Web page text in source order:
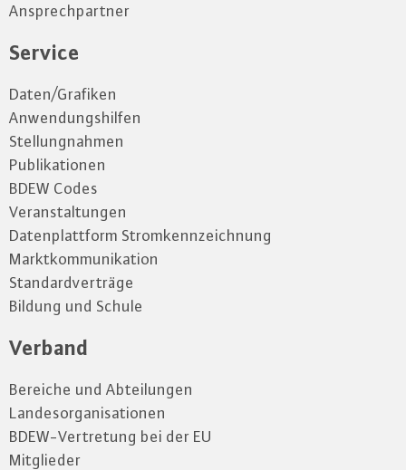
Ansprechpartner
Service
Daten/Grafiken
Anwendungshilfen
Stellungnahmen
Publikationen
BDEW Codes
Veranstaltungen
Datenplattform Stromkennzeichnung
Marktkommunikation
Standardverträge
Bildung und Schule
Verband
Bereiche und Abteilungen
Landesorganisationen
BDEW-Vertretung bei der EU
Mitglieder